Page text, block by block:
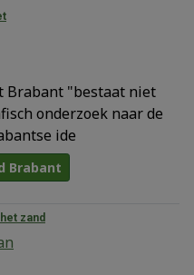
Brabant "bestaat niet
onderzoek naar de
ide
Brabant
zand